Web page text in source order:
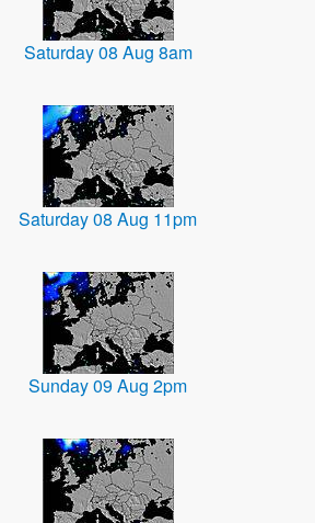
Saturday 08 Aug 8am
Saturday 08 Aug 11pm
Sunday 09 Aug 2pm